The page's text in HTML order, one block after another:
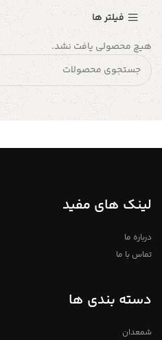
فیلتر ها
هیچ محصولی یافت نشد.
لینک های مفید
درباره ما
تماس با ما
دسته بندی ها
شمعدان